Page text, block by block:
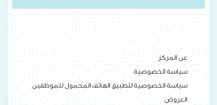
عن المركز
سياسة الخصوصية
سياسة الخصوصية لتطبيق الهاتف المحمول للموظفين
العروض